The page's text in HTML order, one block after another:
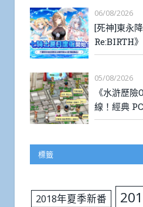
06/08/2026
[死神]東永
Re:BIRTH
05/08/2026
《水滸歷
線！經典
標籤
2018年夏季新番